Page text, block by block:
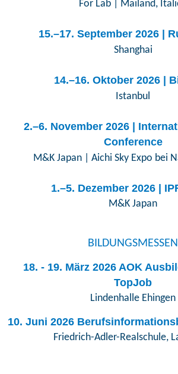
For Lab | Mailand,
15.–17. September 2026 |
Shanghai
14.–16. Oktober 2026 |
Istanbul
2.–6. November 2026 |
Conference
M&K Japan | Aichi Sky Expo bei
1.–5. Dezember 2026 |
M&K Japan
BILDUNGSMESSEN
18. - 19. März 2026 AOK
TopJob
Lindenhalle Ehingen
10. Juni 2026
Friedrich-Adler-Realschule,